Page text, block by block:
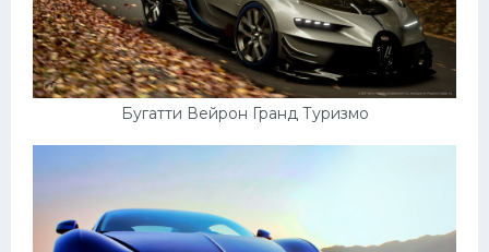
Бугатти Вейрон Гранд Туризмо